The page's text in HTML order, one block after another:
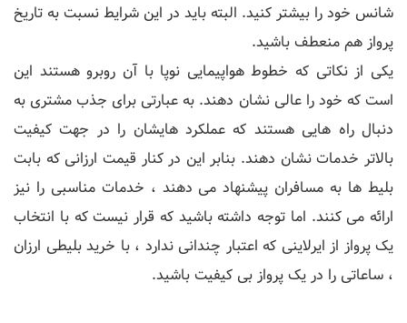
شانس خود را بیشتر کنید. البته باید در این شرایط نسبت به تاریخ
پرواز هم منعطف باشید.
یکی از نکاتی که خطوط هواپیمایی نوپا با آن روبرو هستند این
است که خود را عالی نشان دهند. به عبارتی برای جذب مشتری به
دنبال راه هایی هستند که عملکرد هایشان را در جهت کیفیت
بالاتر خدمات نشان دهند. بنابر این در کنار قیمت ارزانی که بابت
بلیط ها به مسافران پیشنهاد می دهند ، خدمات مناسبی را نیز
ارائه می کنند. اما توجه داشته باشید که قرار نیست که با انتخاب
یک پرواز از ایرلاینی که اعتبار چندانی ندارد ، با خرید بلیطی ارزان
، ساعاتی را در یک پرواز بی کیفیت باشید.